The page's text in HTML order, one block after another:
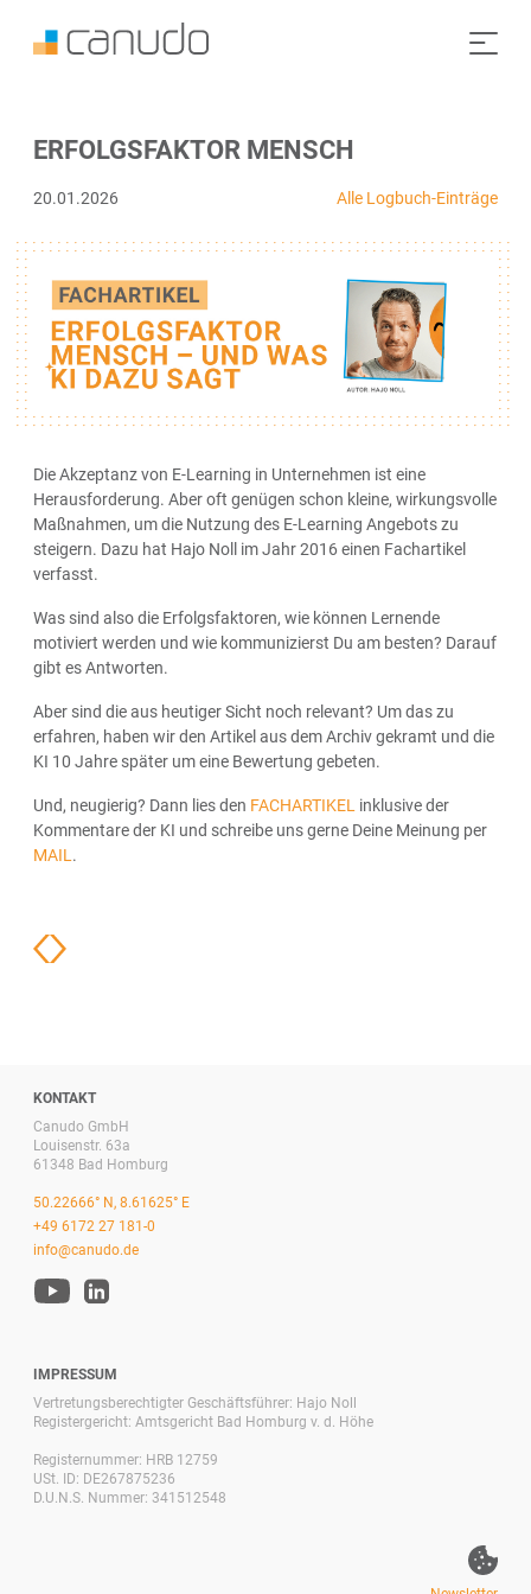
ERFOLGSFAKTOR MENSCH
20.01.2026 Alle Logbuch-Einträge
Die Akzeptanz von E-Learning in Unternehmen ist eine
Herausforderung. Aber oft genügen schon kleine, wirkungsvolle
Maßnahmen, um die Nutzung des E-Learning Angebots zu
steigern. Dazu hat Hajo Noll im Jahr 2016 einen Fachartikel
verfasst.
Was sind also die Erfolgsfaktoren, wie können Lernende
motiviert werden und wie kommunizierst Du am besten? Darauf
gibt es Antworten.
Aber sind die aus heutiger Sicht noch relevant? Um das zu
erfahren, haben wir den Artikel aus dem Archiv gekramt und die
KI 10 Jahre später um eine Bewertung gebeten.
Und, neugierig? Dann lies den FACHARTIKEL inklusive der
Kommentare der KI und schreibe uns gerne Deine Meinung per
MAIL.
KONTAKT
Canudo GmbH
Louisenstr. 63a
61348 Bad Homburg
50.22666° N, 8.61625° E
+49 6172 27 181-0
info@canudo.de
IMPRESSUM
Vertretungsberechtigter Geschäftsführer: Hajo Noll
Registergericht: Amtsgericht Bad Homburg v. d. Höhe
Registernummer: HRB 12759
USt. ID: DE267875236
D.U.N.S. Nummer: 341512548